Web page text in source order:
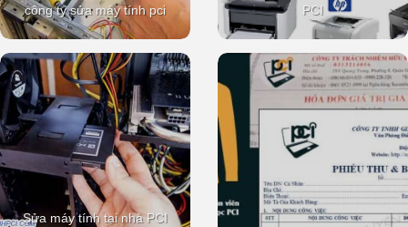
công ty sửa máy tính pci
PCI
Sửa máy tính tại nhà PCI